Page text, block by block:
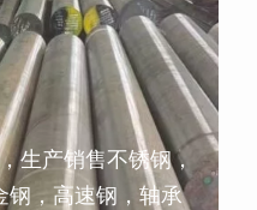
生产销售不锈钢，
钢，高速钢，轴承